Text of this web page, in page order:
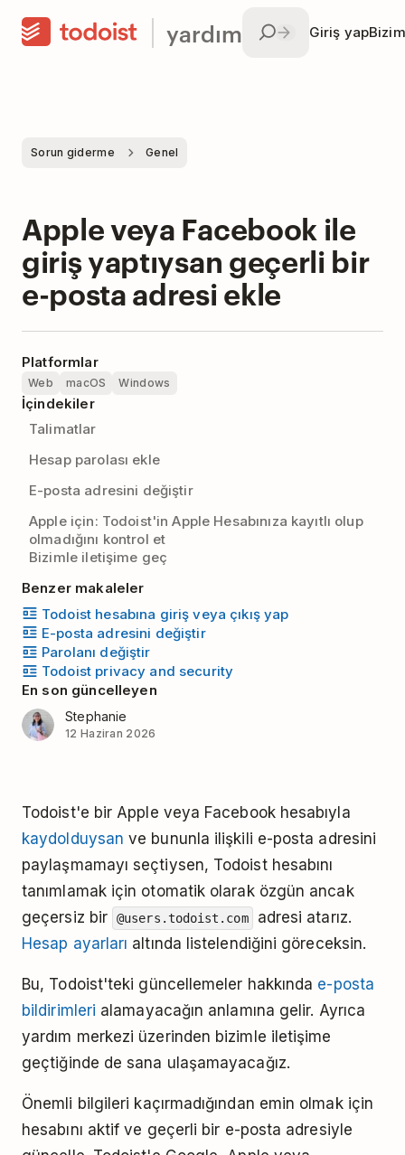
yardım Giriş yap
Sorun giderme Genel
Apple veya Facebook ile
giriş yaptıysan geçerli bir
e-posta adresi ekle
Platformlar
Web macOS Windows
İçindekiler
Talimatlar
Hesap parolası ekle
E-posta adresini değiştir
Apple için: Todoist'in Apple Hesabınıza kayıtlı olup
olmadığını kontrol et
Bizimle iletişime geç
Benzer makaleler
Todoist hesabına giriş veya çıkış yap
E-posta adresini değiştir
Parolanı değiştir
Todoist privacy and security
En son güncelleyen
Stephanie
12 Haziran 2026
Todoist'e bir Apple veya Facebook hesabıyla
kaydolduysan ve bununla ilişkili e-posta adresini
paylaşmamayı seçtiysen, Todoist hesabını
tanımlamak için otomatik olarak özgün ancak
geçersiz bir
@users.todoist.com
adresi atarız.
Hesap ayarları altında listelendiğini göreceksin.
Bu, Todoist'teki güncellemeler hakkında e-posta
bildirimleri alamayacağın anlamına gelir. Ayrıca
yardım merkezi üzerinden bizimle iletişime
geçtiğinde de sana ulaşamayacağız.
Önemli bilgileri kaçırmadığından emin olmak için
hesabını aktif ve geçerli bir e-posta adresiyle